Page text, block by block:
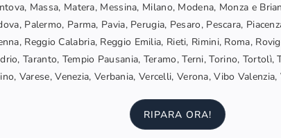
Massa, Matera, Messina, Milano, Modena, Monza e
Palermo, Parma, Pavia, Perugia, Pesaro, Pescara,
Reggio Calabria, Reggio Emilia, Rieti, Rimini, Roma,
Taranto, Tempio Pausania, Teramo, Terni, Torino, Tortolì,
Varese, Venezia, Verbania, Vercelli, Verona, Vibo
RIPARA ORA!